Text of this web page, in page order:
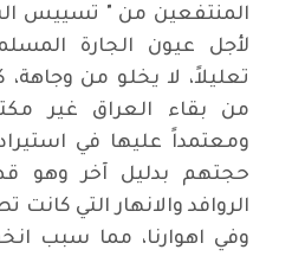
المنتفعين من " تسييس
لأجل عيون الجارة
تعليلاً، لا يخلو من وجاهة،
من بقاء العراق غير
ومعتمداً عليها في
حجتهم بدليل آخر وهو
الروافد والانهار التي
وفي اهوارنا، مما سبب